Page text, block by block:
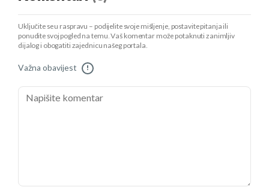
Uključite se u raspravu – podijelite svoje mišljenje, postavite pitanja ili
ponudite svoj pogled na temu. Vaš komentar može potaknuti zanimljiv
dijalog i obogatiti zajednicu našeg portala.
Važna obavijest !